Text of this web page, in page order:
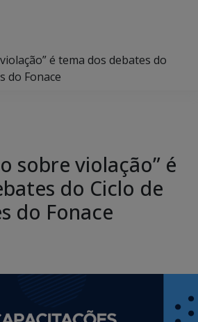
é tema dos debates do
do Fonace
sobre violação” é
do Ciclo de
do Fonace